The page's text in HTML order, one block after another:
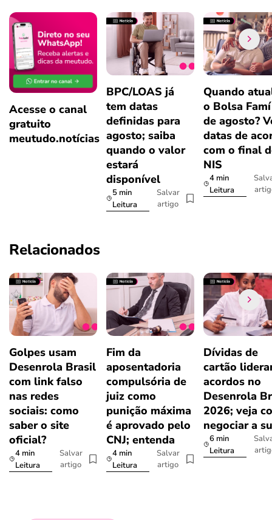
Acesse o canal
gratuito
meutudo.notícias
BPC/LOAS já
tem datas
definidas para
agosto; saiba
quando o valor
estará
disponível
5 min
Leitura
Salvar
artigo
Quando
o Bolsa
de agosto?
datas de
com o final
NIS
4 min
Leitura
Relacionados
Golpes usam
Desenrola Brasil
com link falso
nas redes
sociais: como
saber o site
oficial?
4 min
Leitura
Salvar
artigo
Fim da
aposentadoria
compulsória de
juiz como
punição máxima
é aprovado pelo
CNJ; entenda
4 min
Leitura
Salvar
artigo
Dívidas de
cartão
acordos no
Desenrola
2026; veja
negociar a
6 min
Leitura